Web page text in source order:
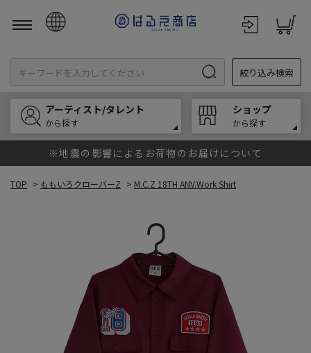
English
한국어
中文
絞り込み検索
アーティスト/タレント
から探す
ショップ
から探す
※地震の影響によるお荷物のお届けについて
TOP > ももいろクローバーZ > M.C.Z 18TH ANV.Work Shirt